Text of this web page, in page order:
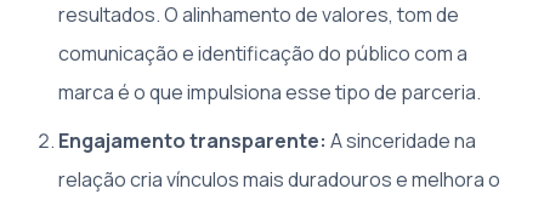
resultados. O alinhamento de valores, tom de
comunicação e identificação do público com a
marca é o que impulsiona esse tipo de parceria.
Engajamento transparente: A sinceridade na
relação cria vínculos mais duradouros e melhora o